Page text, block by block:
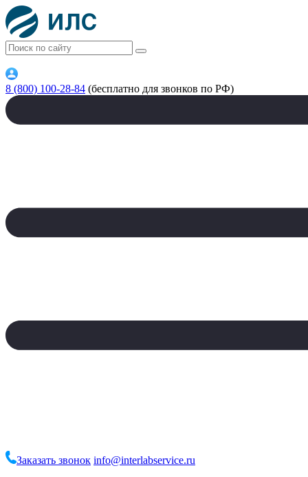
8 (800) 100-28-84 (бесплатно для звонков по РФ)
Заказать звонок info@interlabservice.ru